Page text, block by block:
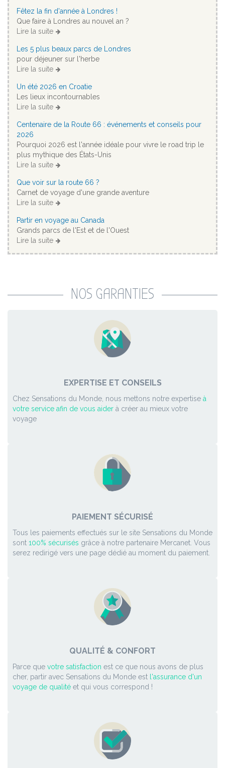
Fêtez la fin d'année à Londres !
Que faire à Londres au nouvel an ?
Lire la suite
Les 5 plus beaux parcs de Londres
pour déjeuner sur l'herbe
Lire la suite
Un été 2026 en Croatie
Les lieux incontournables
Lire la suite
Centenaire de la Route 66 : événements et conseils pour
2026
Pourquoi 2026 est l'année idéale pour vivre le road trip le
plus mythique des États-Unis
Lire la suite
Que voir sur la route 66 ?
Carnet de voyage d'une grande aventure
Lire la suite
Partir en voyage au Canada
Grands parcs de l'Est et de l'Ouest
Lire la suite
NOS GARANTIES
EXPERTISE ET CONSEILS
Chez Sensations du Monde, nous mettons notre expertise à
votre service afin de vous aider à créer au mieux votre
voyage
PAIEMENT SÉCURISÉ
Tous les paiements effectués sur le site Sensations du Monde
sont 100% sécurisés grâce à notre partenaire Mercanet. Vous
serez redirigé vers une page dédié au moment du paiement.
QUALITÉ & CONFORT
Parce que votre satisfaction est ce que nous avons de plus
cher, partir avec Sensations du Monde est l'assurance d'un
voyage de qualité et qui vous correspond !